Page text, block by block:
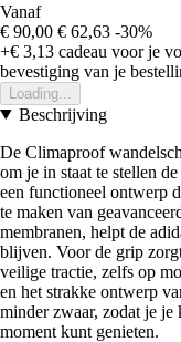
Vanaf
€ 90,00 € 62,63 -30%
+€ 3,13 cadeau voor je
bevestiging van je
Loading...
Beschrijving
De Climaproof
om je in staat te stellen
een functioneel ontwerp
te maken van
membranen, helpt de
blijven. Voor de grip
veilige tractie, zelfs op
en het strakke ontwerp
minder zwaar, zodat je je
moment kunt genieten.